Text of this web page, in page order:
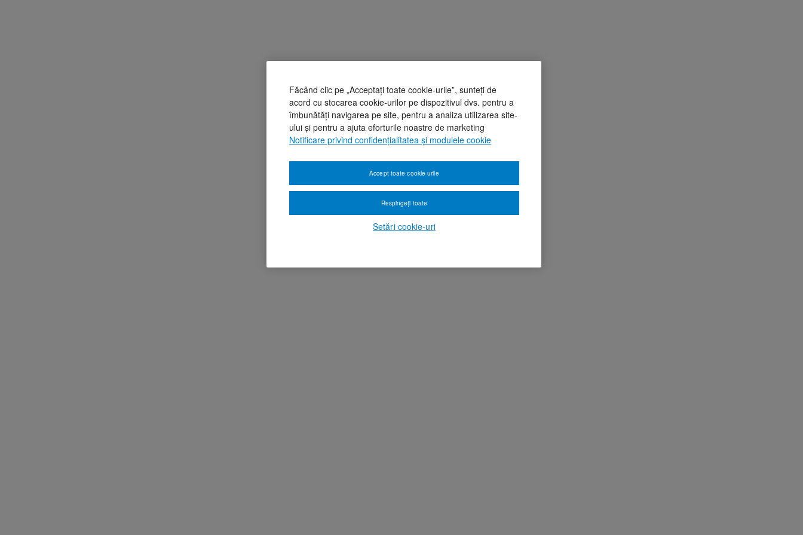
Făcând clic pe „Acceptați toate cookie-urile”, sunteți de
acord cu stocarea cookie-urilor pe dispozitivul dvs. pentru a
îmbunătăți navigarea pe site, pentru a analiza utilizarea site-
ului și pentru a ajuta eforturile noastre de marketing
Notificare privind confidențialitatea și modulele cookie
Setări cookie-uri
Respingeți toate
Accept toate cookie-urile